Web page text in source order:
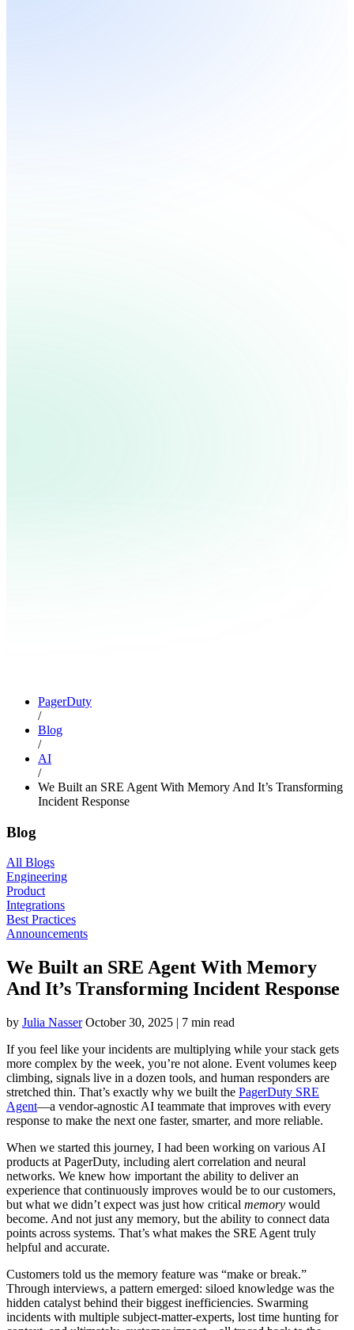
PagerDuty
/
Blog
/
AI
/
We Built an SRE Agent With Memory And It’s Transforming
Incident Response
Blog
All Blogs
Engineering
Product
Integrations
Best Practices
Announcements
We Built an SRE Agent With Memory
And It’s Transforming Incident Response
by Julia Nasser October 30, 2025 | 7 min read
If you feel like your incidents are multiplying while your stack gets
more complex by the week, you’re not alone. Event volumes keep
climbing, signals live in a dozen tools, and human responders are
stretched thin. That’s exactly why we built the PagerDuty SRE
Agent—a vendor‑agnostic AI teammate that improves with every
response to make the next one faster, smarter, and more reliable.
When we started this journey, I had been working on various AI
products at PagerDuty, including alert correlation and neural
networks. We knew how important the ability to deliver an
experience that continuously improves would be to our customers,
but what we didn’t expect was just how critical memory would
become. And not just any memory, but the ability to connect data
points across systems. That’s what makes the SRE Agent truly
helpful and accurate.
Customers told us the memory feature was “make or break.”
Through interviews, a pattern emerged: siloed knowledge was the
hidden catalyst behind their biggest inefficiencies. Swarming
incidents with multiple subject-matter-experts, lost time hunting for